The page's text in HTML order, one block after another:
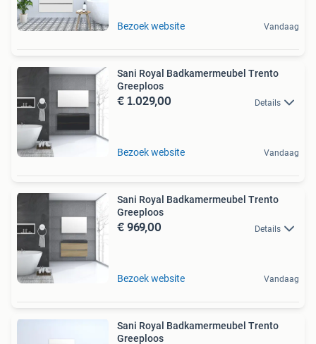
Bezoek website Vandaag
Sani Royal Badkamermeubel Trento
Greeploos
€ 1.029,00 Details
Bezoek website Vandaag
Sani Royal Badkamermeubel Trento
Greeploos
€ 969,00 Details
Bezoek website Vandaag
Sani Royal Badkamermeubel Trento
Greeploos